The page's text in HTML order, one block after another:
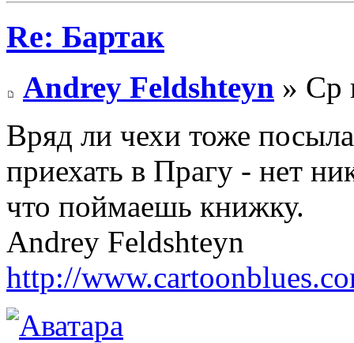
Re: Бартак
Andrey Feldshteyn » Ср
Вряд ли чехи тоже
приехать в Прагу - нет
что поймаешь книжку.
Andrey Feldshteyn
http://